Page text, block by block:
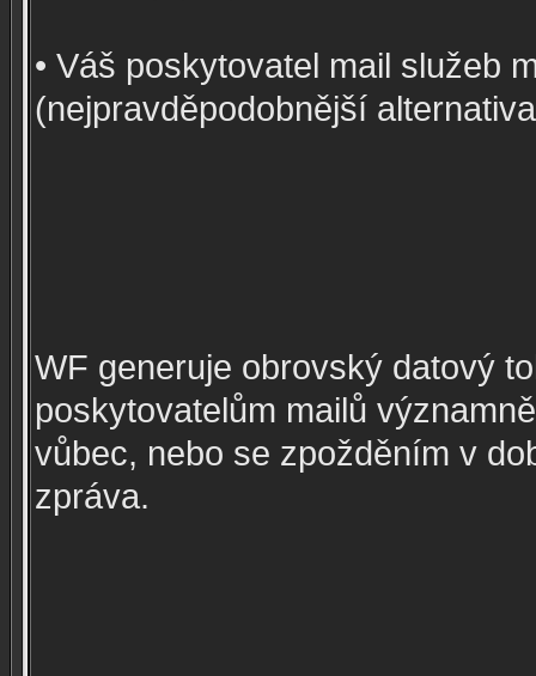
• Váš poskytovatel mail služeb
(nejpravděpodobnější
WF generuje obrovský datový
poskytovatelům mailů
vůbec, nebo se zpožděním v
zpráva.